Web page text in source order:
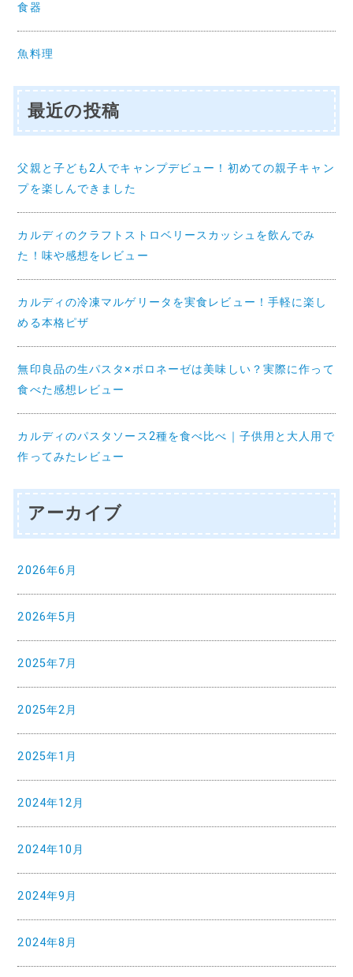
食器
魚料理
最近の投稿
父親と子ども2人でキャンプデビュー！初めての親子キャン
プを楽しんできました
カルディのクラフトストロベリースカッシュを飲んでみ
た！味や感想をレビュー
カルディの冷凍マルゲリータを実食レビュー！手軽に楽し
める本格ピザ
無印良品の生パスタ×ボロネーゼは美味しい？実際に作って
食べた感想レビュー
カルディのパスタソース2種を食べ比べ｜子供用と大人用で
作ってみたレビュー
アーカイブ
2026年6月
2026年5月
2025年7月
2025年2月
2025年1月
2024年12月
2024年10月
2024年9月
2024年8月